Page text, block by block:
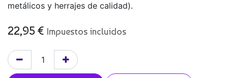
metálicos y herrajes de calidad).
22,95 € Impuestos incluidos